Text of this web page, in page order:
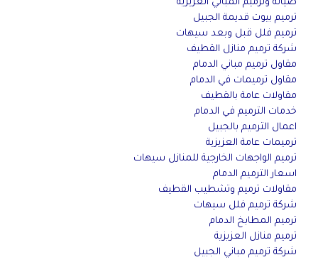
صيانة وترميم المباني العزيزية
ترميم بيوت قديمة الجبيل
ترميم فلل قبل وبعد سيهات
شركة ترميم منازل القطيف
مقاول ترميم مباني الدمام
مقاول ترميمات في الدمام
مقاولات عامة بالقطيف
خدمات الترميم في الدمام
اعمال الترميم بالجبيل
ترميمات عامة العزيزية
ترميم الواجهات الخارجية للمنازل سيهات
اسعار الترميم الدمام
مقاولات ترميم وتشطيب القطيف
شركة ترميم فلل سيهات
ترميم المطابخ الدمام
ترميم منازل العزيزية
شركة ترميم مباني الجبيل